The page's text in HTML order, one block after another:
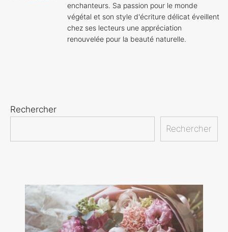
enchanteurs. Sa passion pour le monde
végétal et son style d'écriture délicat éveillent
chez ses lecteurs une appréciation
renouvelée pour la beauté naturelle.
Rechercher
Rechercher